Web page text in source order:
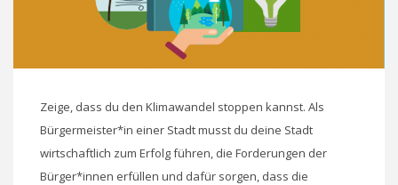
Zeige, dass du den Klimawandel stoppen kannst. Als
Bürgermeister*in einer Stadt musst du deine Stadt
wirtschaftlich zum Erfolg führen, die Forderungen der
Bürger*innen erfüllen und dafür sorgen, dass die